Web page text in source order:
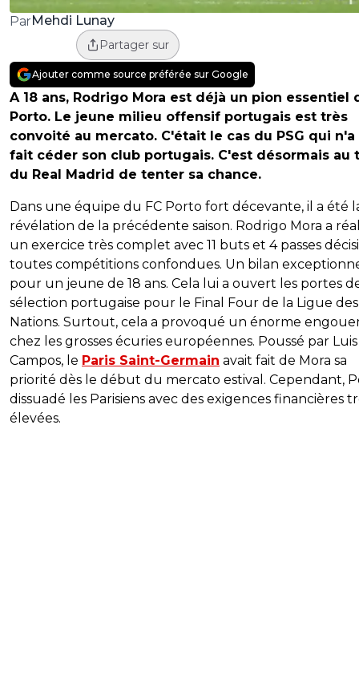
ParMehdi Lunay
Partager sur
Ajouter comme source préférée sur Google
A 18 ans, Rodrigo Mora est déjà un pion essentiel
Porto. Le jeune milieu offensif portugais est très
convoité au mercato. C'était le cas du PSG qui n'a
fait céder son club portugais. C'est désormais au
du Real Madrid de tenter sa chance.
Dans une équipe du FC Porto fort décevante, il a été
révélation de la précédente saison. Rodrigo Mora a
un exercice très complet avec 11 buts et 4 passes
toutes compétitions confondues. Un bilan
pour un jeune de 18 ans. Cela lui a ouvert les portes
sélection portugaise pour le Final Four de la Ligue des
Nations. Surtout, cela a provoqué un énorme
chez les grosses écuries européennes. Poussé par Luis
Campos, le Paris Saint-Germain avait fait de Mora sa
priorité dès le début du mercato estival. Cependant,
dissuadé les Parisiens avec des exigences financières
élevées.